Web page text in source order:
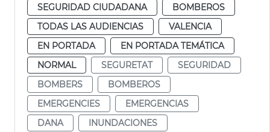
SEGURIDAD CIUDADANA
BOMBEROS
TODAS LAS AUDIENCIAS
VALENCIA
EN PORTADA
EN PORTADA TEMÁTICA
NORMAL
SEGURETAT
SEGURIDAD
BOMBERS
BOMBEROS
EMERGENCIES
EMERGENCIAS
DANA
INUNDACIONES